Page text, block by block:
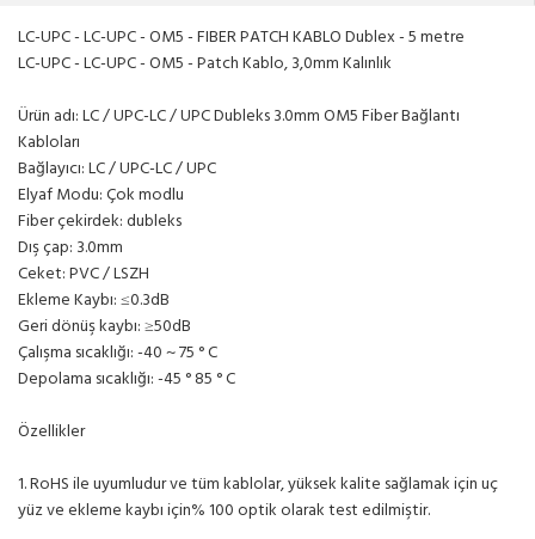
LC-UPC - LC-UPC - OM5 - FIBER PATCH KABLO Dublex - 5 metre
LC-UPC - LC-UPC - OM5 - Patch Kablo, 3,0mm Kalınlık
Ürün adı: LC / UPC-LC / UPC Dubleks 3.0mm OM5 Fiber Bağlantı
Kabloları
Bağlayıcı: LC / UPC-LC / UPC
Elyaf Modu: Çok modlu
Fiber çekirdek: dubleks
Dış çap: 3.0mm
Ceket: PVC / LSZH
Ekleme Kaybı: ≤0.3dB
Geri dönüş kaybı: ≥50dB
Çalışma sıcaklığı: -40 ~ 75 ° C
Depolama sıcaklığı: -45 ° 85 ° C
Özellikler
1. RoHS ile uyumludur ve tüm kablolar, yüksek kalite sağlamak için uç
yüz ve ekleme kaybı için% 100 optik olarak test edilmiştir.